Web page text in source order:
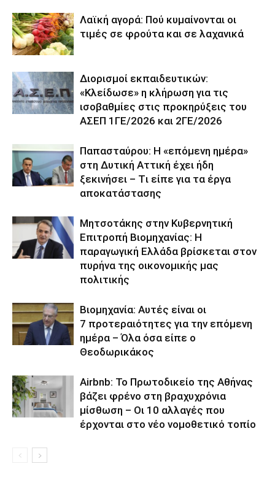
Λαϊκή αγορά: Πού κυμαίνονται οι
τιμές σε φρούτα και σε λαχανικά
Διορισμοί εκπαιδευτικών:
«Κλείδωσε» η κλήρωση για τις
ισοβαθμίες στις προκηρύξεις του
ΑΣΕΠ 1ΓΕ/2026 και 2ΓΕ/2026
Παπασταύρου: Η «επόμενη ημέρα»
στη Δυτική Αττική έχει ήδη
ξεκινήσει – Tι είπε για τα έργα
αποκατάστασης
Μητσοτάκης στην Κυβερνητική
Επιτροπή Βιομηχανίας: Η
παραγωγική Ελλάδα βρίσκεται στον
πυρήνα της οικονομικής μας
πολιτικής
Βιομηχανία: Αυτές είναι οι
7 προτεραιότητες για την επόμενη
ημέρα – Όλα όσα είπε ο
Θεοδωρικάκος
Airbnb: Το Πρωτοδικείο της Αθήνας
βάζει φρένο στη βραχυχρόνια
μίσθωση – Οι 10 αλλαγές που
έρχονται στο νέο νομοθετικό τοπίο